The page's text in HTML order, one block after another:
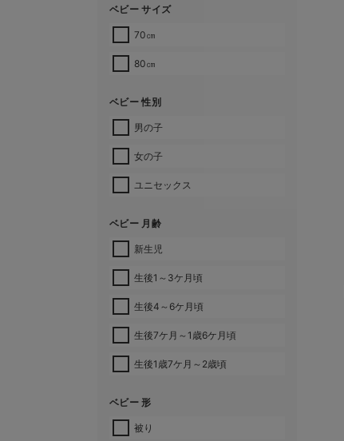
ベビー サイズ
70㎝
80㎝
ベビー 性別
男の子
女の子
ユニセックス
ベビー 月齢
新生児
生後1～3ケ月頃
生後4～6ケ月頃
生後7ケ月～1歳6ケ月頃
生後1歳7ケ月～2歳頃
ベビー 形
被り